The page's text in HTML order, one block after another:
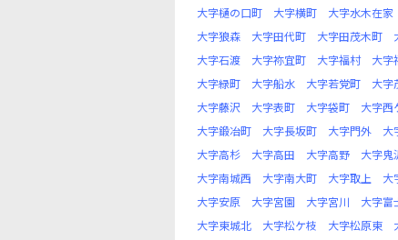
大字樋の口町
大字横町 大字水木在家
大字狼森
大字田代町 大字田茂木町
大字石渡
大字祢宜町 大字福村 大字
大字緑町
大字船水 大字若党町 大字
大字藤沢
大字表町 大字袋町 大字西
大字鍛冶町
大字長坂町 大字門外 大
大字高杉
大字高田 大字高野 大字鬼
大字南城西
大字南大町 大字取上 大
大字安原
大字宮園 大字宮川 大字富
大字東城北
大字松ケ枝 大字松原東